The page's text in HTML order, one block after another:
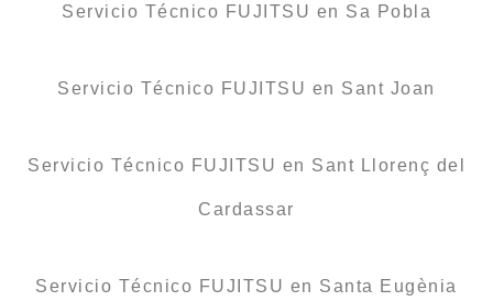
Servicio Técnico FUJITSU en Sa Pobla
Servicio Técnico FUJITSU en Sant Joan
Servicio Técnico FUJITSU en Sant Llorenç del
Cardassar
Servicio Técnico FUJITSU en Santa Eugènia